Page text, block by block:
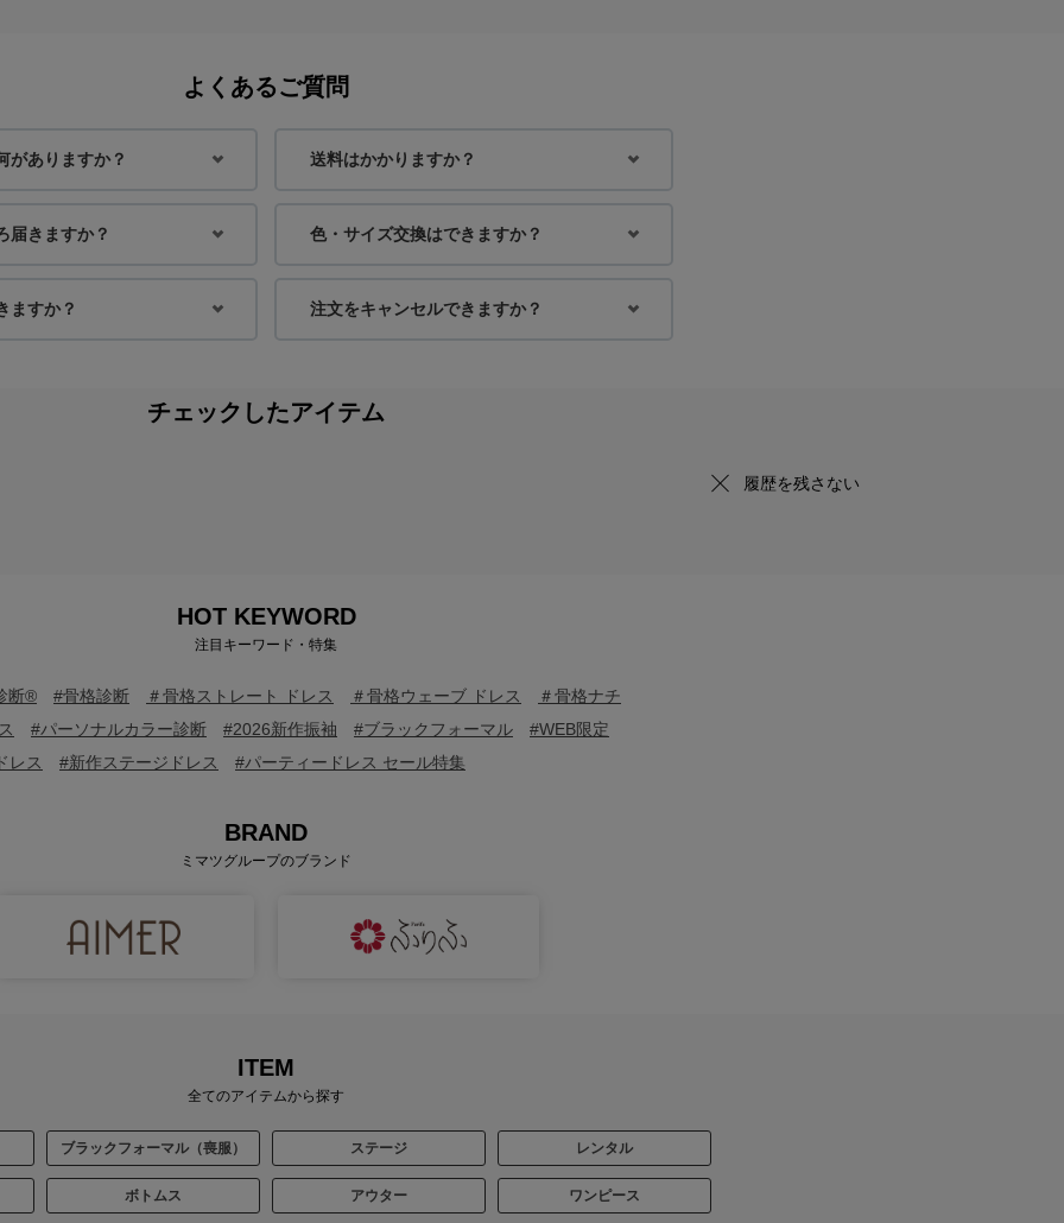
よくあるご質問
がありますか？ 送料はかかりますか？
届きますか？ 色・サイズ交換はできますか？
ますか？ 注文をキャンセルできますか？
チェックしたアイテム
履歴を残さない
HOT KEYWORD
注目キーワード・特集
断® #骨格診断 ＃骨格ストレート ドレス ＃骨格ウェーブ ドレス
＃骨格ナチ
#パーソナルカラー診断 #2026新作振袖 #ブラックフォーマル
#WEB限定
レス
#新作ステージドレス #パーティードレス セール特集
BRAND
ミマツグループのブランド
ITEM
全てのアイテムから探す
ブラックフォーマル（喪服） ステージ レンタル
ボトムス アウター ワンピース